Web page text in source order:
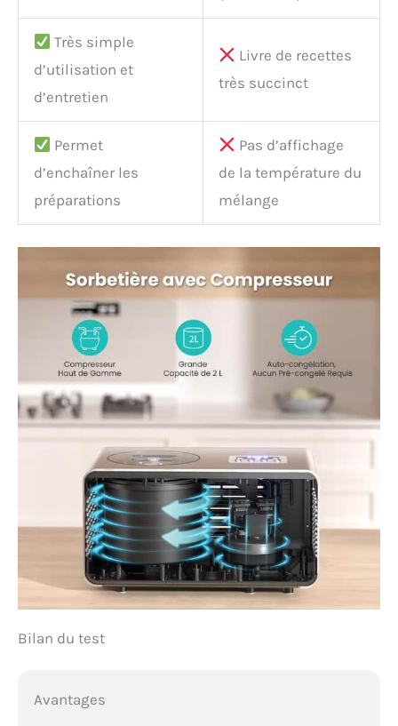
Très simple
d’utilisation et
d’entretien
Livre de recettes
très succinct
Permet
d’enchaîner les
préparations
Pas d’affichage
de la température du
mélange
Bilan du test
Avantages